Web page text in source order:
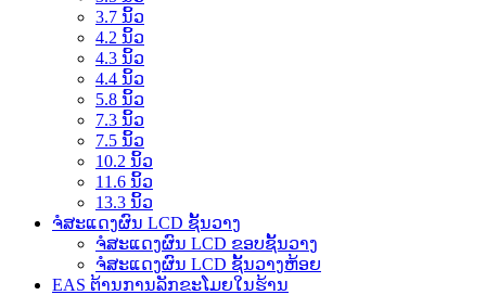
3.7 ນິ້ວ
4.2 ນິ້ວ
4.3 ນິ້ວ
4.4 ນິ້ວ
5.8 ນິ້ວ
7.3 ນິ້ວ
7.5 ນິ້ວ
10.2 ນິ້ວ
11.6 ນິ້ວ
13.3 ນິ້ວ
ຈໍສະແດງຜົນ LCD ຊັ້ນວາງ
ຈໍສະແດງຜົນ LCD ຂອບຊັ້ນວາງ
ຈໍສະແດງຜົນ LCD ຊັ້ນວາງຫ້ອຍ
EAS ຕ້ານການລັກຂະໂມຍໃນຮ້ານ